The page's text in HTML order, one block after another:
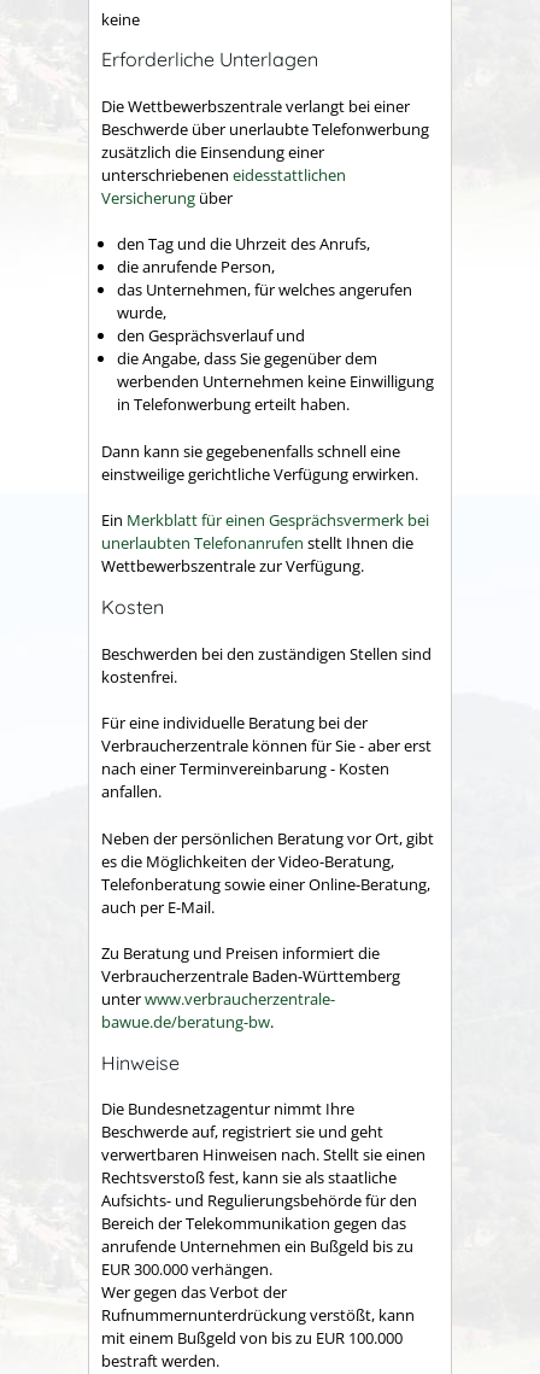
keine
Erforderliche Unterlagen
Die Wettbewerbszentrale verlangt bei einer
Beschwerde über unerlaubte Telefonwerbung
zusätzlich die Einsendung einer
unterschriebenen eidesstattlichen
Versicherung über
den Tag und die Uhrzeit des Anrufs,
die anrufende Person,
das Unternehmen, für welches angerufen
wurde,
den Gesprächsverlauf und
die Angabe, dass Sie gegenüber dem
werbenden Unternehmen keine Einwilligung
in Telefonwerbung erteilt haben.
Dann kann sie gegebenenfalls schnell eine
einstweilige gerichtliche Verfügung erwirken.
Ein Merkblatt für einen Gesprächsvermerk bei
unerlaubten Telefonanrufen stellt Ihnen die
Wettbewerbszentrale zur Verfügung.
Kosten
Beschwerden bei den zuständigen Stellen sind
kostenfrei.
Für eine individuelle Beratung bei der
Verbraucherzentrale können für Sie - aber erst
nach einer Terminvereinbarung - Kosten
anfallen.
Neben der persönlichen Beratung vor Ort, gibt
es die Möglichkeiten der Video-Beratung,
Telefonberatung sowie einer Online-Beratung,
auch per E-Mail.
Zu Beratung und Preisen informiert die
Verbraucherzentrale Baden-Württemberg
unterwww.verbraucherzentrale-
bawue.de/beratung-bw.
Hinweise
Die Bundesnetzagentur nimmt Ihre
Beschwerde auf, registriert sie und geht
verwertbaren Hinweisen nach. Stellt sie einen
Rechtsverstoß fest, kann sie als staatliche
Aufsichts- und Regulierungsbehörde für den
Bereich der Telekommunikation gegen das
anrufende Unternehmen ein Bußgeld bis zu
EUR 300.000 verhängen.
Wer gegen das Verbot der
Rufnummernunterdrückung verstößt, kann
mit einem Bußgeld von bis zu EUR 100.000
bestraft werden.